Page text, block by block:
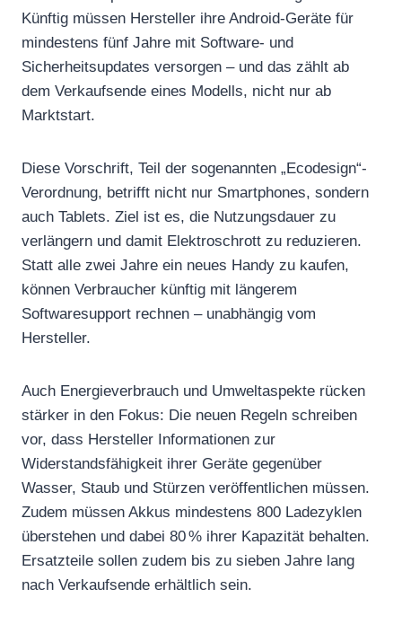
Künftig müssen Hersteller ihre Android-Geräte für
mindestens fünf Jahre mit Software- und
Sicherheitsupdates versorgen – und das zählt ab
dem Verkaufsende eines Modells, nicht nur ab
Marktstart.
Diese Vorschrift, Teil der sogenannten „Ecodesign“-
Verordnung, betrifft nicht nur Smartphones, sondern
auch Tablets. Ziel ist es, die Nutzungsdauer zu
verlängern und damit Elektroschrott zu reduzieren.
Statt alle zwei Jahre ein neues Handy zu kaufen,
können Verbraucher künftig mit längerem
Softwaresupport rechnen – unabhängig vom
Hersteller.
Auch Energieverbrauch und Umweltaspekte rücken
stärker in den Fokus: Die neuen Regeln schreiben
vor, dass Hersteller Informationen zur
Widerstandsfähigkeit ihrer Geräte gegenüber
Wasser, Staub und Stürzen veröffentlichen müssen.
Zudem müssen Akkus mindestens 800 Ladezyklen
überstehen und dabei 80 % ihrer Kapazität behalten.
Ersatzteile sollen zudem bis zu sieben Jahre lang
nach Verkaufsende erhältlich sein.